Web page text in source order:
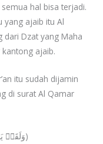
hal bisa terjadi.
yang ajaib itu Al
dari Dzat yang Maha
ajaib.
itu sudah dijamin
di surat Al Qamar
(وَلَقَدۡ یَسَّرۡنَا ٱلۡقُرۡءَانَ لِلذِّكۡرِ فَهَلۡ مِن مُّدَّكِرࣲ)